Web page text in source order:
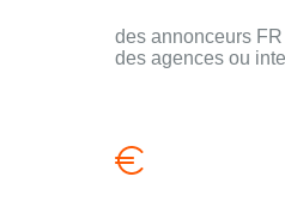
des annonceurs
des agences ou